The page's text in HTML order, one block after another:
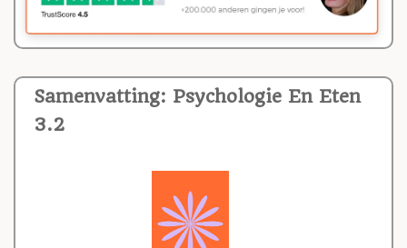
Samenvatting: Psychologie En Eten
3.2